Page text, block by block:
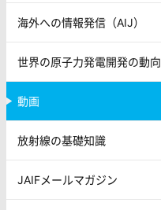
海外への情報発信（AIJ）
世界の原子力発電開発の動向
動画
放射線の基礎知識
JAIFメールマガジン